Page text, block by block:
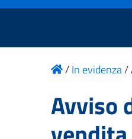
/In evidenza/
Avviso